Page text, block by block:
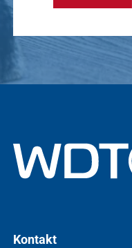
Kontakt